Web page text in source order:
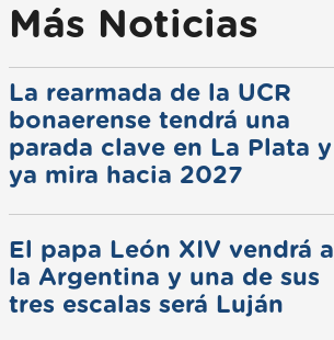
Más Noticias
La rearmada de la UCR
bonaerense tendrá una
parada clave en La Plata y
ya mira hacia 2027
El papa León XIV vendrá a
la Argentina y una de sus
tres escalas será Luján